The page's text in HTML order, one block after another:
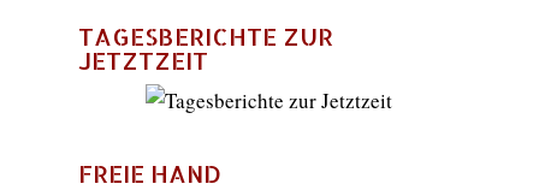
TAGESBERICHTE ZUR
JETZTZEIT
FREIE HAND